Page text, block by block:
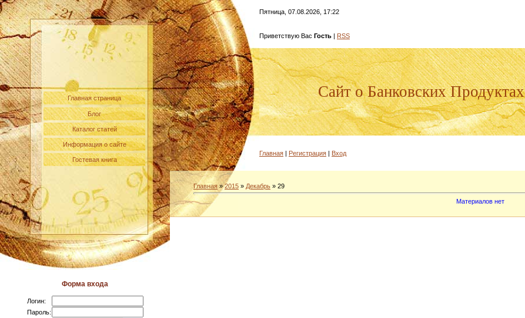
Главная страница
Блог
Каталог статей
Информация о сайте
Гостевая книга
Форма входа
Логин:
Пароль:
Пятница, 07.08.2026, 17:22
Приветствую Вас Гость | RSS
Сайт о Банковских Продуктах
Главная | Регистрация | Вход
Главная »2015 » Декабрь » 29
Материалов нет